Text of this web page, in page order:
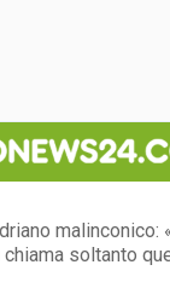
malinconico:
soltanto